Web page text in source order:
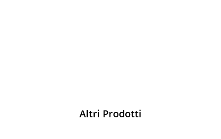
Altri Prodotti